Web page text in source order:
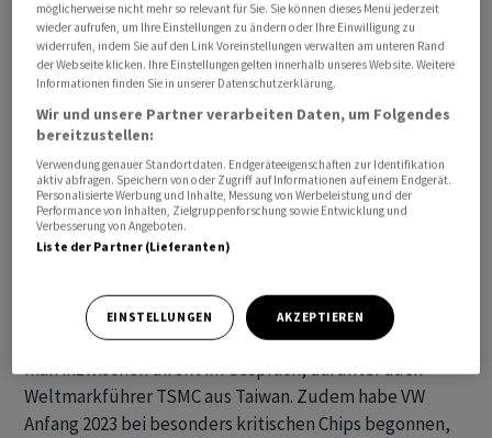
vorbei, aber wir haben die Lage jetzt unter Kontrolle."
So habe Volkswagen begonnen, kritische Chips direkt
beim Hersteller zu beziehen und dies nicht wie bisher
seinen Zulieferern zu überlassen. Dabei gehe es nicht
immer um teure Bauteile, sagte Skoda-
auch die konzernweite Halbleiter-Task-Force leitet.
"Das kann durchaus ein relevantes Bauteil sein, das nur
wenige Cent kostet."
habe man seit Ende 2022 direkte Verträge
abgeschlossen. Auch mit deren Auftragsfertigern sei
man inzwischen direkt im Gespräch, darunter auch
Weltmarkführer TSMC aus Taiwan. Zudem habe VW
Anfang 2023 bei besonders kritischen Chips begonnen,
möglicherweise nicht mehr so relevant für Sie. Sie können dieses Menü jederzeit
wieder aufrufen, um Ihre Einstellungen zu ändern oder Ihre Einwilligung zu
widerrufen, indem Sie auf den Link Voreinstellungen verwalten am unteren Rand
der Webseite klicken. Ihre Einstellungen gelten innerhalb unseres Website. Weitere
Informationen finden Sie in unserer Datenschutzerklärung.
Wir und unsere Partner verarbeiten Daten, um Folgendes
bereitzustellen:
Verwendung genauer Standortdaten. Endgeräteeigenschaften zur Identifikation
aktiv abfragen. Speichern von oder Zugriff auf Informationen auf einem Endgerät.
Personalisierte Werbung und Inhalte, Messung von Werbeleistung und der
Performance von Inhalten, Zielgruppenforschung sowie Entwicklung und
Verbesserung von Angeboten.
Liste der Partner (Lieferanten)
EINSTELLUNGEN AKZEPTIEREN